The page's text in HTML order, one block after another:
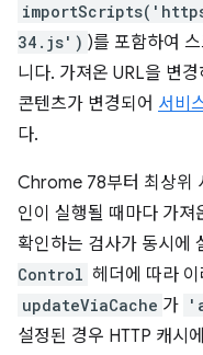
34.js') )를 포함하여
니다. 가져온 URL을 변
콘텐츠가 변경되어 서비
다.
Chrome 78부터 최상위
인이 실행될 때마다 가져
확인하는 검사가 동시에
Control 헤더에 따라
updateViaCache 가
설정된 경우 HTTP 캐시